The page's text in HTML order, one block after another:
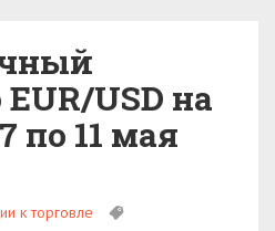
USD на
по 11 мая
к торговле